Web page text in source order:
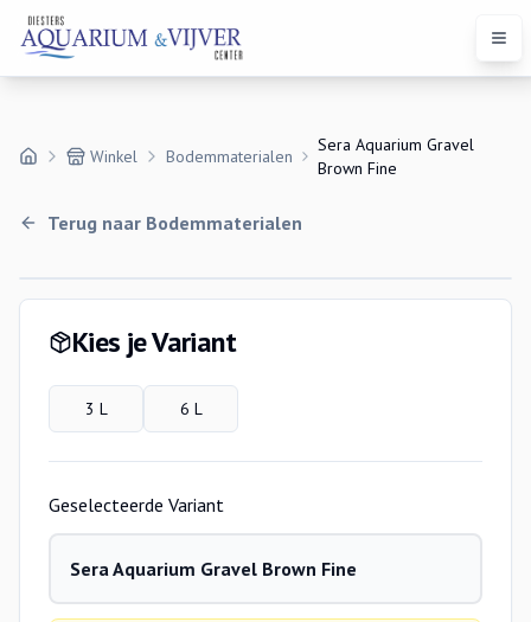
Winkel Bodemmaterialen
Sera Aquarium Gravel
Brown Fine
Terug naar Bodemmaterialen
Kies je Variant
3 L 6 L
Geselecteerde Variant
Sera Aquarium Gravel Brown Fine